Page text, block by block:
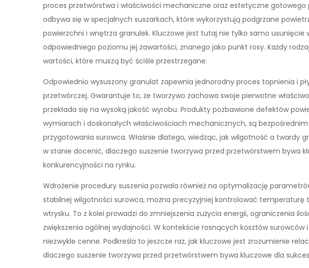
proces przetwórstwa i właściwości mechaniczne oraz estetyczne gotowego
odbywa się w specjalnych suszarkach, które wykorzystują podgrzane
powierzchni i wnętrza granulek. Kluczowe jest tutaj nie tylko samo usunięcie
odpowiedniego poziomu jej zawartości, znanego jako punkt rosy. Każdy
wartości, które muszą być ściśle przestrzegane.
Odpowiednio wysuszony granulat zapewnia jednorodny proces topnienia i
przetwórczej. Gwarantuje to, że tworzywo zachowa swoje pierwotne
przekłada się na wysoką jakość wyrobu. Produkty pozbawione defektów
wymiarach i doskonałych właściwościach mechanicznych, są
przygotowania surowca. Właśnie dlatego, wiedząc, jak wilgotność a twardy
w stanie docenić, dlaczego suszenie tworzywa przed przetwórstwem bywa
konkurencyjności na rynku.
Wdrożenie procedury suszenia pozwala również na optymalizację
stabilnej wilgotności surowca, można precyzyjniej kontrolować temperaturę
wtrysku. To z kolei prowadzi do zmniejszenia zużycia energii, ograniczenia
zwiększenia ogólnej wydajności. W kontekście rosnących kosztów surowców
niezwykle cenne. Podkreśla to jeszcze raz, jak kluczowe jest zrozumienie
dlaczego suszenie tworzywa przed przetwórstwem bywa kluczowe dla